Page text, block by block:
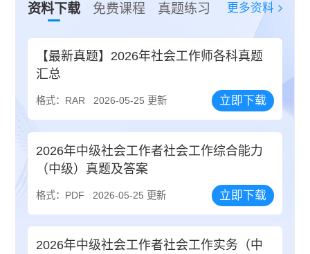
资料下载 免费课程 真题练习 更多资料
【最新真题】2026年社会工作师各科真题
汇总
格式：RAR 2026-05-25 更新 立即下载
2026年中级社会工作者社会工作综合能力
（中级）真题及答案
格式：PDF 2026-05-25 更新 立即下载
2026年中级社会工作者社会工作实务（中